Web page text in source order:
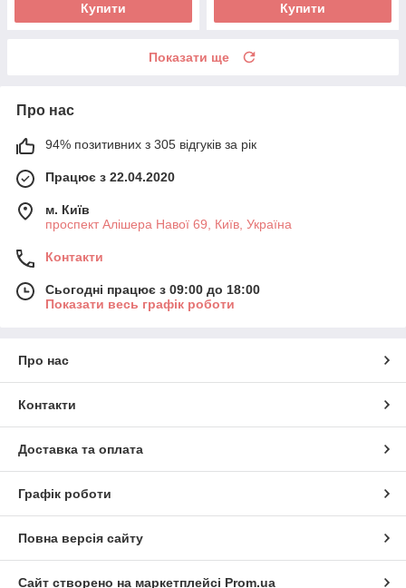
Купити Купити
Показати ще
Про нас
94% позитивних з 305 відгуків за рік
Працює з 22.04.2020
м. Київ
проспект Алішера Навої 69, Київ, Україна
Контакти
Сьогодні працює з 09:00 до 18:00
Показати весь графік роботи
Про нас
Контакти
Доставка та оплата
Графік роботи
Повна версія сайту
Сайт створено на маркетплейсі Prom.ua